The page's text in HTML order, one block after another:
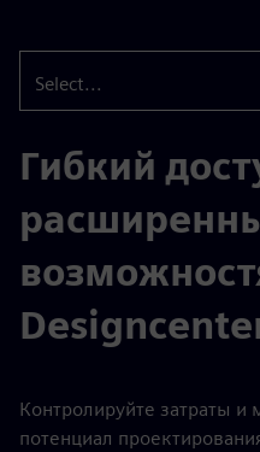
Select...
Гибкий
Контролируйте затраты и
потенциал